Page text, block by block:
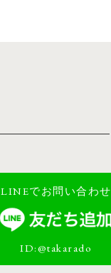
LINEでお問い合わせ
ID:@takarado